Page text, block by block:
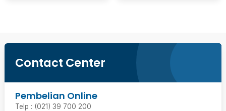
Contact Center
Pembelian Online
Telp : (021) 39 700 200